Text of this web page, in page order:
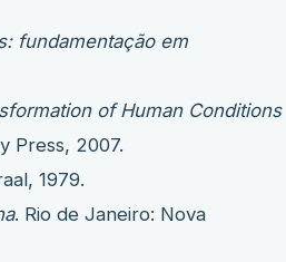
fundamentação em
of Human Conditions
Press, 2007.
1979.
. Rio de Janeiro: Nova